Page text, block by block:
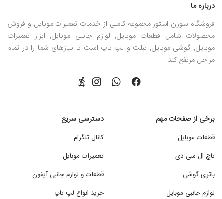
درباره ما
فروشگاه سورن استور مجموعه کاملی از خدمات تعمیرات موبایل و فروش
محصولات شامل قطعات موبایل, لوازم جانبی موبایل, ابزار تعمیرات
موبایل, گوشی موبایل, تبلت و لپ تاپ است تا نیازهای شما را در تمام
مراحل مرتفع کند.
برخی از صفحات مهم
قطعات موبایل
تاچ ال سی دی
باتری گوشی
لوازم جانبی موبایل
دسترسی سریع
کانال تلگرام
تعمیرات موبایل
قطعات و لوازم جانبی آیفون
خرید انواع لپ تاپ